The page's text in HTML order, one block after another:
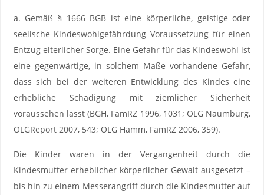
a. Gemäß § 1666 BGB ist eine körperliche, geistige oder
seelische Kindeswohlgefährdung Voraussetzung für einen
Entzug elterlicher Sorge. Eine Gefahr für das Kindeswohl ist
eine gegenwärtige, in solchem Maße vorhandene Gefahr,
dass sich bei der weiteren Entwicklung des Kindes eine
erhebliche Schädigung mit ziemlicher Sicherheit
voraussehen lässt (BGH, FamRZ 1996, 1031; OLG Naumburg,
OLGReport 2007, 543; OLG Hamm, FamRZ 2006, 359).
Die Kinder waren in der Vergangenheit durch die
Kindesmutter erheblicher körperlicher Gewalt ausgesetzt –
bis hin zu einem Messerangriff durch die Kindesmutter auf